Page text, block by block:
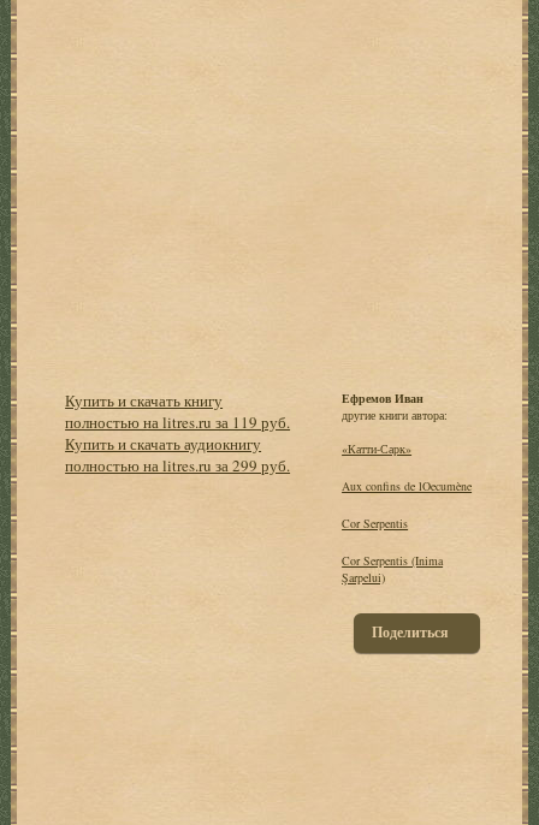
Купить и скачать книгу
полностью на litres.ru за 119 руб.
Купить и скачать аудиокнигу
полностью на litres.ru за 299 руб.
Ефремов Иван
другие книги автора:
«Катти-Сарк»
Aux confins de lOecumène
Cor Serpentis
Cor Serpentis (Inima
Şarpelui)
Поделиться